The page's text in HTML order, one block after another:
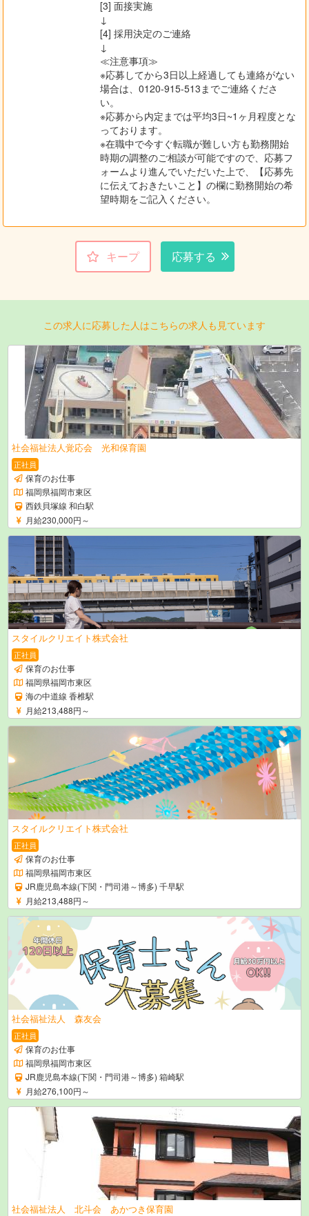
[3] 面接実施
↓
[4] 採用決定のご連絡
↓
≪注意事項≫
※応募してから3日以上経過しても連絡がない
場合は、0120-915-513までご連絡くださ
い。
※応募から内定までは平均3日~1ヶ月程度とな
っております。
※在職中で今すぐ転職が難しい方も勤務開始
時期の調整のご相談が可能ですので、応募フ
ォームより進んでいただいた上で、【応募先
に伝えておきたいこと】の欄に勤務開始の希
望時期をご記入ください。
キープ 応募する
この求人に応募した人はこちらの求人も見ています
社会福祉法人覚応会 光和保育園
正社員
保育のお仕事
福岡県福岡市東区
西鉄貝塚線 和白駅
月給230,000円～
スタイルクリエイト株式会社
正社員
保育のお仕事
福岡県福岡市東区
海の中道線 香椎駅
月給213,488円～
スタイルクリエイト株式会社
正社員
保育のお仕事
福岡県福岡市東区
JR鹿児島本線(下関・門司港～博多) 千早駅
月給213,488円～
社会福祉法人 森友会
正社員
保育のお仕事
福岡県福岡市東区
JR鹿児島本線(下関・門司港～博多) 箱崎駅
月給276,100円～
社会福祉法人 北斗会 あかつき保育園